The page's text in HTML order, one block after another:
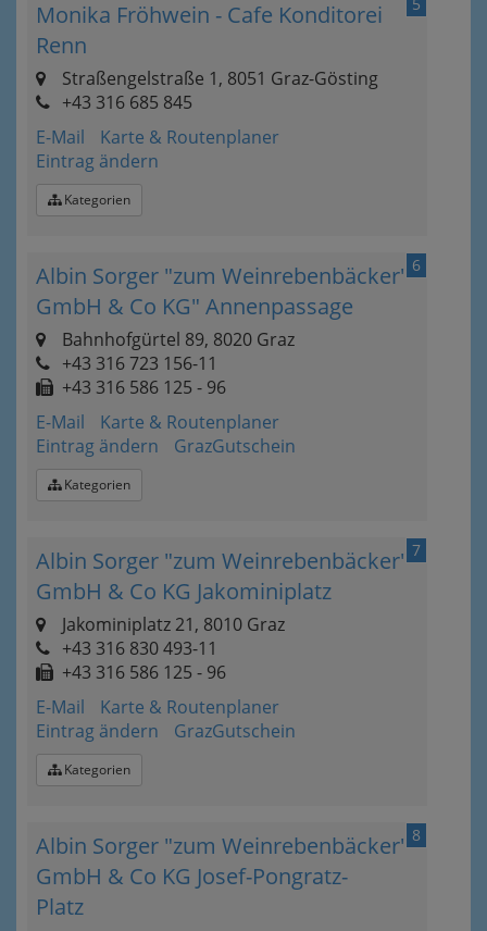
Monika Fröhwein - Cafe Konditorei
Renn
Straßengelstraße 1, 8051 Graz-Gösting
+43 316 685 845
E-Mail
Karte & Routenplaner
Eintrag ändern
Kategorien
6
Albin Sorger "zum Weinrebenbäcker"
GmbH & Co KG" Annenpassage
Bahnhofgürtel 89, 8020 Graz
+43 316 723 156-11
+43 316 586 125 - 96
E-Mail
Karte & Routenplaner
Eintrag ändern
GrazGutschein
Kategorien
7
Albin Sorger "zum Weinrebenbäcker"
GmbH & Co KG Jakominiplatz
Jakominiplatz 21, 8010 Graz
+43 316 830 493-11
+43 316 586 125 - 96
E-Mail
Karte & Routenplaner
Eintrag ändern
GrazGutschein
Kategorien
8
Albin Sorger "zum Weinrebenbäcker"
GmbH & Co KG Josef-Pongratz-
Platz